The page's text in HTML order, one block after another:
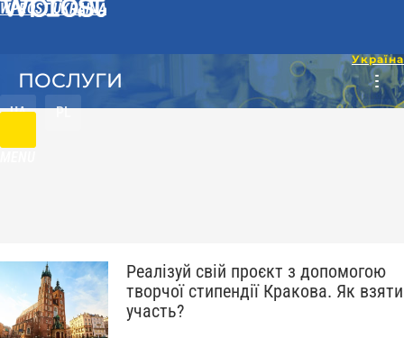
WPROST UKRAINA
UA PL
ПОСЛУГИ
Реалізуй свій проєкт з допомогою
творчої стипендії Кракова. Як взяти
участь?